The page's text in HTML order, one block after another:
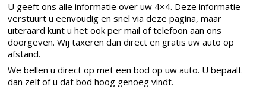
U geeft ons alle informatie over uw 4×4. Deze informatie
verstuurt u eenvoudig en snel via deze pagina, maar
uiteraard kunt u het ook per mail of telefoon aan ons
doorgeven. Wij taxeren dan direct en gratis uw auto op
afstand.
We bellen u direct op met een bod op uw auto. U bepaalt
dan zelf of u dat bod hoog genoeg vindt.